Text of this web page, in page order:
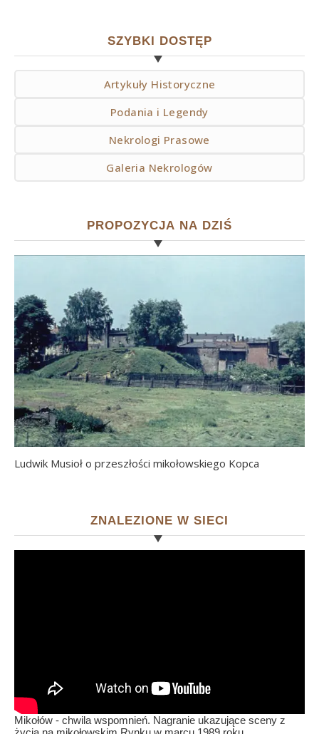
SZYBKI DOSTĘP
Artykuły Historyczne
Podania i Legendy
Nekrologi Prasowe
Galeria Nekrologów
PROPOZYCJA NA DZIŚ
Ludwik Musioł o przeszłości mikołowskiego Kopca
ZNALEZIONE W SIECI
Mikołów - chwila wspomnień. Nagranie ukazujące sceny z